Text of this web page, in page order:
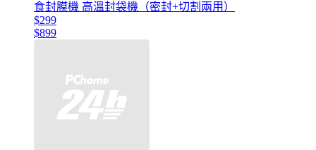
食封膜機 高溫封袋機（密封+切割兩用）
$299
$899